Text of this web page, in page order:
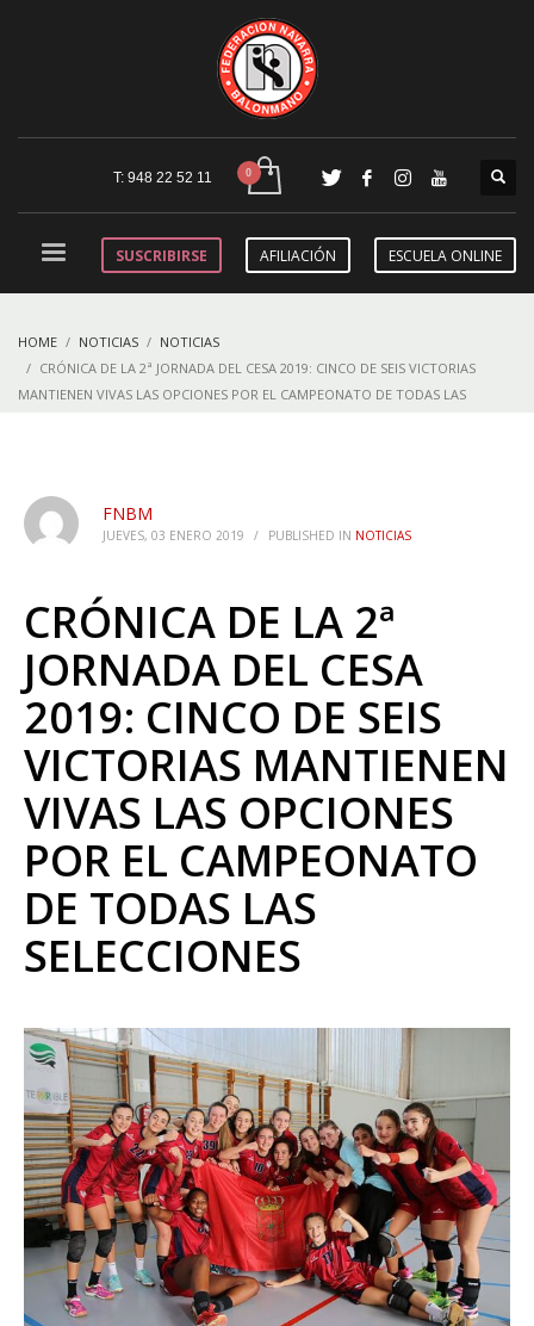
T: 948 22 52 11
SUSCRIBIRSE AFILIACIÓN ESCUELA ONLINE
HOME NOTICIAS
NOTICIAS
CRÓNICA DE LA 2ª JORNADA DEL CESA 2019: CINCO DE SEIS VICTORIAS
MANTIENEN VIVAS LAS OPCIONES POR EL CAMPEONATO DE TODAS LAS
FNBM
JUEVES, 03 ENERO 2019 / PUBLISHED IN NOTICIAS
CRÓNICA DE LA 2ª
JORNADA DEL CESA
2019: CINCO DE SEIS
VICTORIAS MANTIENEN
VIVAS LAS OPCIONES
POR EL CAMPEONATO
DE TODAS LAS
SELECCIONES